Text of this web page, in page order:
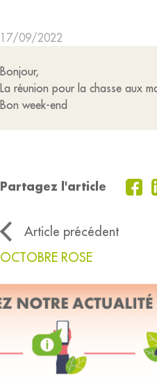
17/09/2022
Bonjour,
La réunion pour la chasse aux
Bon week-end
Partagez l'article
Article précédent
OCTOBRE ROSE